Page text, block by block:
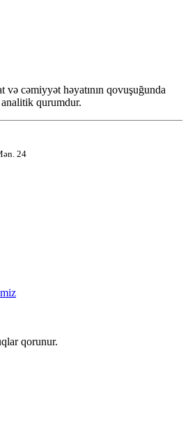
və cəmiyyət həyatının qovuşuğunda
qurumdur.
24
qorunur.